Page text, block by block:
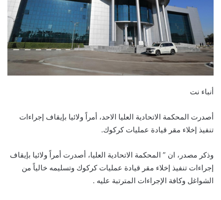
أنباء نت
أصدرت المحكمة الاتحادية العليا الاحد، أمراً ولائيا بإيقاف إجراءات
تنفيذ إخلاء مقر قيادة عمليات كركوك.
وذكر مصدر، ان ” المحكمة الاتحادية العليا، أصدرت أمراً ولائيا بإيقاف
إجراءات تنفيذ إخلاء مقر قيادة عمليات كركوك وتسليمه خالياً من
الشواغل وكافة الإجراءات المترتبة عليه .